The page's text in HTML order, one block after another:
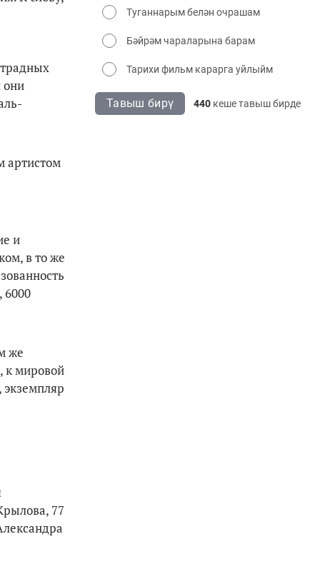
они
артистом
и
в то же
6000
же
к мировой
экземпляр
77
Туганнарым белән очрашам
Бәйрәм чараларына барам
Тарихи фильм карарга уйлыйм
Тавыш бирү 440 кеше тавыш бирде